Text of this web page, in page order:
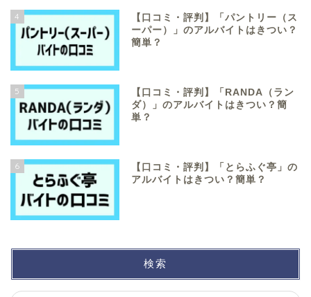
4
【口コミ・評判】「パントリー（ス
ーパー）」のアルバイトはきつい？
簡単？
5
【口コミ・評判】「RANDA（ラン
ダ）」のアルバイトはきつい？簡
単？
6
【口コミ・評判】「とらふぐ亭」の
アルバイトはきつい？簡単？
検索